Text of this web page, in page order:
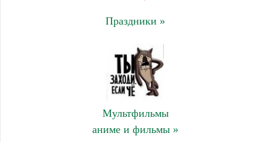
Праздники »
Мультфильмы
аниме и фильмы »